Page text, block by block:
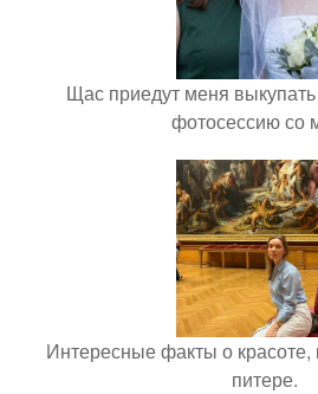
Щас приедут меня выкупать
фотосессию со
Интересные факты о красоте,
питере.